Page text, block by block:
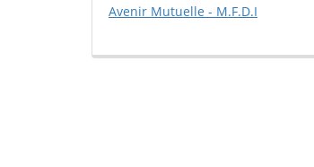
Avenir Mutuelle - M.F.D.I